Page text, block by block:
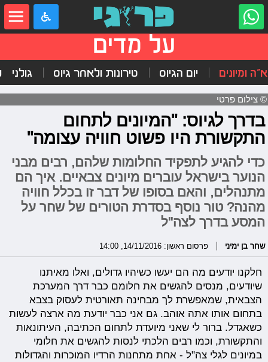
על מדים
ומיונים יום הגיוס טירונות ולאחר גיוס גולני
© צילום פרטי
בדרך לגיוס: "המיונים לתחום
התקשורת היו פשוט חוויה עצומה"
כדי להגיע לתפקיד החלומות שלהם, רבים מבני
הנוער בישראל עוברים מיונים צבאיים. איך הם
מתנהלים, והאם בסופו של דבר זו בכלל חוויה
מהנה? טור נוסף בסדרת הטורים של שחר על
המסע בדרך לצה"ל
שחר בן ימיני פרסום ראשון: 14/11/2016, 14:00
חלקנו יודעים מה הם יעשו כשיהיו גדולים, ואלו מאיתנו
שיודעים, מנסים להגשים את חלומם כבר דרך המערכת
הצבאית, שמאפשרת לך מבחינה תאורטית לעסוק בצבא
בתחום אותו אתה אוהב. גם אני כבר יודעת מה ארצה לעשות
כשאגדל. ברור לי שאני מיועדת לתחום הכתיבה, העיתונאות
והתקשורת, וכמו רבים הלכתי לנסות להגשים את חלומי
במיונים לגלי צה"ל - אחת מתחנות הרדיו המוכרות והגדולות